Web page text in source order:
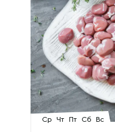
Ср Чт Пт Сб Вс